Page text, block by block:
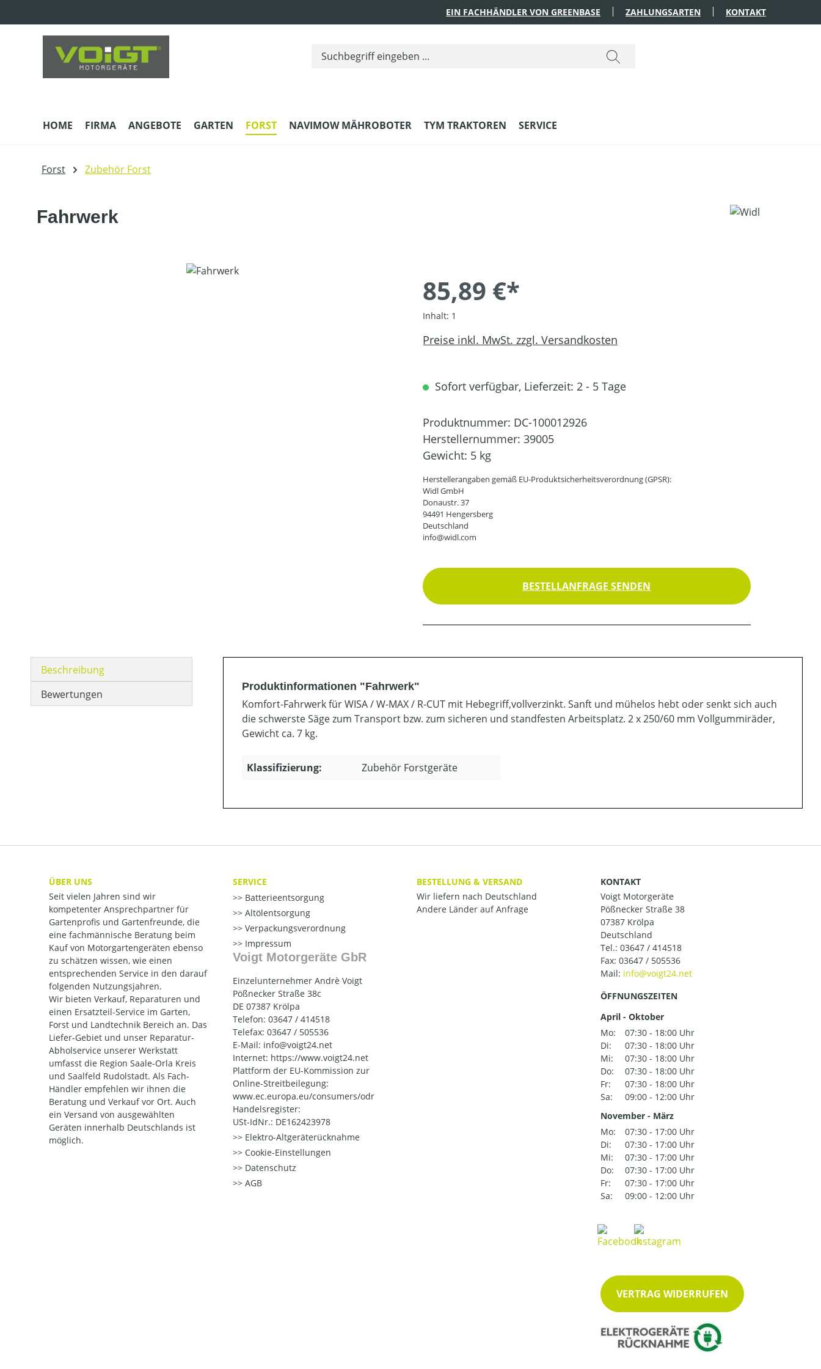
EIN FACHHÄNDLER VON GREENBASE ZAHLUNGSARTEN KONTAKT
HOME FIRMA ANGEBOTE GARTEN FORST NAVIMOW MÄHROBOTER TYM TRAKTOREN SERVICE
Forst Zubehör Forst
Fahrwerk
85,89 €*
Inhalt: 1
Preise inkl. MwSt. zzgl. Versandkosten
Sofort verfügbar, Lieferzeit: 2 - 5 Tage
Produktnummer: DC-100012926
Herstellernummer: 39005
Gewicht: 5 kg
Herstellerangaben gemäß EU-Produktsicherheitsverordnung (GPSR):
Widl GmbH
Donaustr. 37
94491 Hengersberg
Deutschland
info@widl.com
BESTELLANFRAGE SENDEN
Beschreibung
Bewertungen
Produktinformationen "Fahrwerk"
Komfort-Fahrwerk für WISA / W-MAX / R-CUT mit Hebegriff,vollverzinkt. Sanft und mühelos hebt oder senkt sich auch
die schwerste Säge zum Transport bzw. zum sicheren und standfesten Arbeitsplatz. 2 x 250/60 mm Vollgummiräder,
Gewicht ca. 7 kg.
Klassifizierung: Zubehör Forstgeräte
ÜBER UNS
Seit vielen Jahren sind wir
kompetenter Ansprechpartner für
Gartenprofis und Gartenfreunde, die
eine fachmännische Beratung beim
Kauf von Motorgartengeräten ebenso
zu schätzen wissen, wie einen
entsprechenden Service in den darauf
folgenden Nutzungsjahren.
Wir bieten Verkauf, Reparaturen und
einen Ersatzteil-Service im Garten,
Forst und Landtechnik Bereich an. Das
Liefer-Gebiet und unser Reparatur-
Abholservice unserer Werkstatt
umfasst die Region Saale-Orla Kreis
und Saalfeld Rudolstadt. Als Fach-
Händler empfehlen wir ihnen die
Beratung und Verkauf vor Ort. Auch
ein Versand von ausgewählten
Geräten innerhalb Deutschlands ist
möglich.
SERVICE
Batterieentsorgung
Altölentsorgung
Verpackungsverordnung
Impressum
Voigt Motorgeräte GbR
Einzelunternehmer Andrè Voigt
Pößnecker Straße 38c
DE 07387 Krölpa
Telefon: 03647 / 414518
Telefax: 03647 / 505536
E-Mail: info@voigt24.net
Internet: https://www.voigt24.net
Plattform der EU-Kommission zur
Online-Streitbeilegung:
www.ec.europa.eu/consumers/odr
Handelsregister:
USt-IdNr.: DE162423978
Elektro-Altgeräterücknahme
Cookie-Einstellungen
Datenschutz
AGB
BESTELLUNG & VERSAND
Wir liefern nach Deutschland
Andere Länder auf Anfrage
KONTAKT
Voigt Motorgeräte
Pößnecker Straße 38
07387 Krölpa
Deutschland
Tel.: 03647 / 414518
Fax: 03647 / 505536
Mail:
ÖFFNUNGSZEITEN
April - Oktober
Mo:
07:30 - 18:00 Uhr
Di:
07:30 - 18:00 Uhr
Mi:
07:30 - 18:00 Uhr
Do:
07:30 - 18:00 Uhr
Fr:
07:30 - 18:00 Uhr
Sa:
09:00 - 12:00 Uhr
November - März
Mo:
07:30 - 17:00 Uhr
Di:
07:30 - 17:00 Uhr
Mi:
07:30 - 17:00 Uhr
Do:
07:30 - 17:00 Uhr
Fr:
07:30 - 17:00 Uhr
Sa:
09:00 - 12:00 Uhr
VERTRAG WIDERRUFEN